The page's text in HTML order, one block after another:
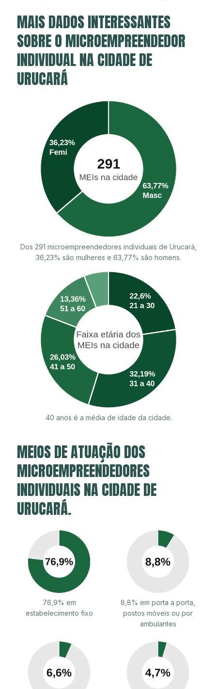
MAIS DADOS INTERESSANTES
SOBRE O MICROEMPREENDEDOR
INDIVIDUAL NA CIDADE DE
URUCARÁ
Dos 291 microempreendedores individuais de Urucará,
36,23% são mulheres e 63,77% são homens.
40 anos é a média de idade da cidade.
MEIOS DE ATUAÇÃO DOS
MICROEMPREENDEDORES
INDIVIDUAIS NA CIDADE DE
URUCARÁ.
76,9% em
estabelecimento fixo
8,8% em porta a porta,
postos móveis ou por
ambulantes